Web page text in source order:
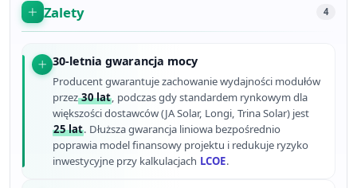
Zalety 4
30-letnia gwarancja mocy
Producent gwarantuje zachowanie wydajności modułów
przez30 lat, podczas gdy standardem rynkowym dla
większości dostawców (JA Solar, Longi, Trina Solar) jest
25 lat. Dłuższa gwarancja liniowa bezpośrednio
poprawia model finansowy projektu i redukuje ryzyko
inwestycyjne przy kalkulacjach LCOE.